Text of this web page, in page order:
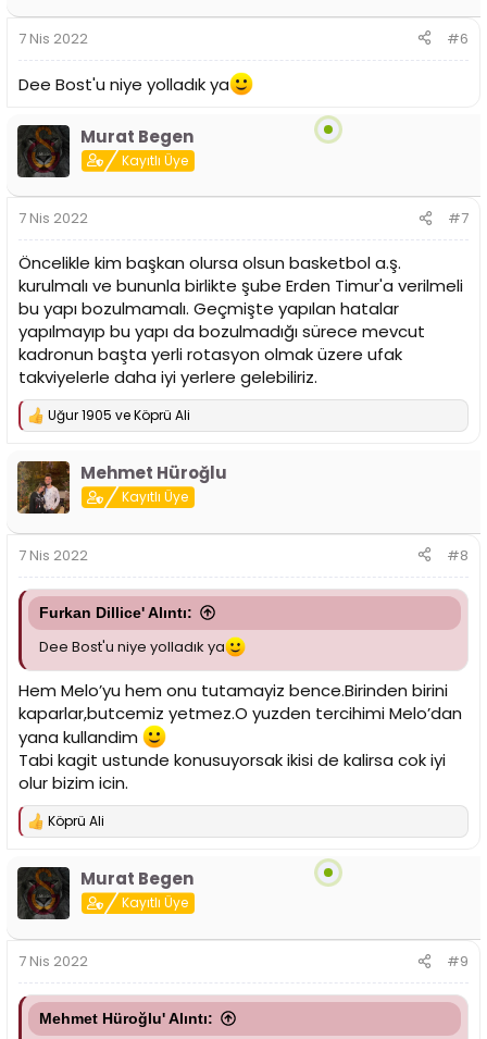
7 Nis 2022 #6
Dee Bost'u niye yolladık ya
Murat Begen
Kayıtlı Üye
7 Nis 2022 #7
Öncelikle kim başkan olursa olsun basketbol a.ş.
kurulmalı ve bununla birlikte şube Erden Timur'a verilmeli
bu yapı bozulmamalı. Geçmişte yapılan hatalar
yapılmayıp bu yapı da bozulmadığı sürece mevcut
kadronun başta yerli rotasyon olmak üzere ufak
takviyelerle daha iyi yerlere gelebiliriz.
T
p
k
i
l
Uğur 1905 veKöprü Ali
Mehmet Hüroğlu
Kayıtlı Üye
7 Nis 2022 #8
Furkan Dillice' Alıntı:
Dee Bost'u niye yolladık ya
Hem Melo’yu hem onu tutamayiz bence.Birinden birini
kaparlar,butcemiz yetmez.O yuzden tercihimi Melo’dan
yana kullandim
Tabi kagit ustunde konusuyorsak ikisi de kalirsa cok iyi
olur bizim icin.
T
p
k
i
l
Köprü Ali
Murat Begen
Kayıtlı Üye
7 Nis 2022 #9
Mehmet Hüroğlu' Alıntı: